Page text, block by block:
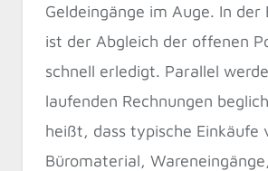
Geldeingänge im Auge. In der
ist der Abgleich der offenen
schnell erledigt. Parallel
laufenden Rechnungen
heißt, dass typische Einkäufe
Büromaterial,